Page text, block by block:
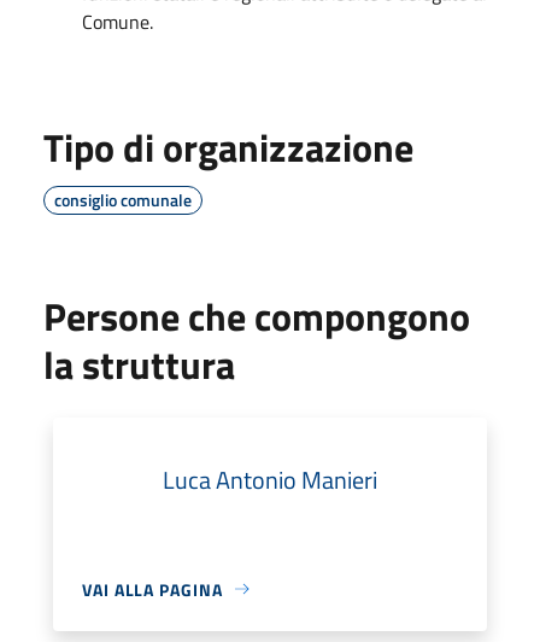
Comune.
Tipo di organizzazione
consiglio comunale
Persone che compongono
la struttura
Luca Antonio Manieri
VAI ALLA PAGINA